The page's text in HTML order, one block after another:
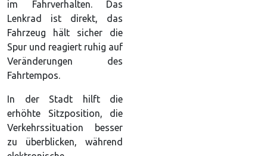
im Fahrverhalten. Das
Lenkrad ist direkt, das
Fahrzeug hält sicher die
Spur und reagiert ruhig auf
Veränderungen des
Fahrtempos.
In der Stadt hilft die
erhöhte Sitzposition, die
Verkehrssituation besser
zu überblicken, während